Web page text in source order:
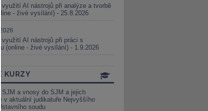
využití AI nástrojů při analýze a tvorbě
- živé vysílání) - 25.8.2026
využití AI nástrojů při práci s
(online - živé vysílání) - 1.9.2026
KURZY
SJM a vnosy do SJM a jejich
v aktuální judikatuře Nejvyššího
soudu